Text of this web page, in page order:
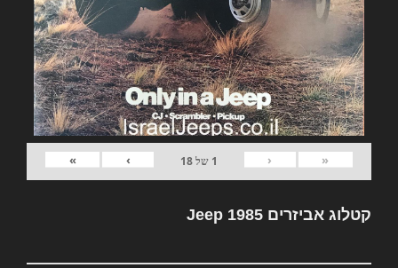
«
‹
1 של18
›
»
קטלוג אביזרים Jeep 1985